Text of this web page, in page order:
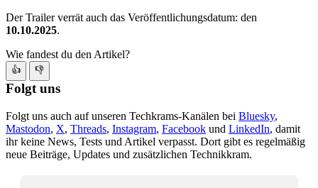
Der Trailer verrät auch das Veröffentlichungsdatum: den
10.10.2025.
Wie fandest du den Artikel?
👍 👎
Folgt uns
Folgt uns auch auf unseren Techkrams-Kanälen bei Bluesky,
Mastodon, X, Threads, Instagram, Facebook und LinkedIn, damit
ihr keine News, Tests und Artikel verpasst. Dort gibt es regelmäßig
neue Beiträge, Updates und zusätzlichen Technikkram.